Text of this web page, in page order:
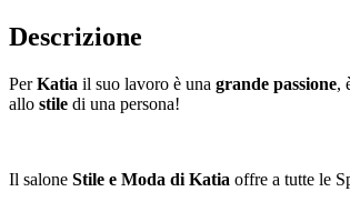
Descrizione
PerKatia il suo lavoro è una grande passione,
allo stile di una persona!
Il salone Stile e Moda di Katia offre a tutte le